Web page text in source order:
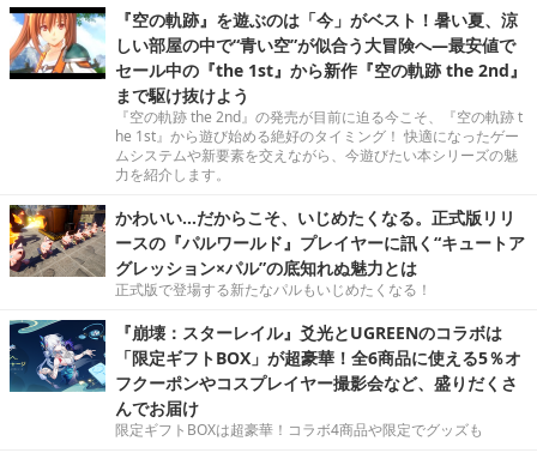
『空の軌跡』を遊ぶのは「今」がベスト！暑い夏、涼
しい部屋の中で“青い空”が似合う大冒険へ―最安値で
セール中の『the 1st』から新作『空の軌跡 the 2nd』
まで駆け抜けよう
『空の軌跡 the 2nd』の発売が目前に迫る今こそ、『空の軌跡 t
he 1st』から遊び始める絶好のタイミング！ 快適になったゲー
ムシステムや新要素を交えながら、今遊びたい本シリーズの魅
力を紹介します。
かわいい…だからこそ、いじめたくなる。正式版リリ
ースの『パルワールド』プレイヤーに訊く“キュートア
グレッション×パル”の底知れぬ魅力とは
正式版で登場する新たなパルもいじめたくなる！
『崩壊：スターレイル』爻光とUGREENのコラボは
「限定ギフトBOX」が超豪華！全6商品に使える5％オ
フクーポンやコスプレイヤー撮影会など、盛りだくさ
んでお届け
限定ギフトBOXは超豪華！コラボ4商品や限定でグッズも